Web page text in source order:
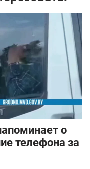
о
телефона за